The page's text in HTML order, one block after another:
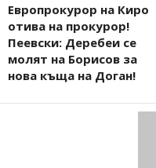
Европрокурор на Киро
отива на прокурор!
Пеевски: Деребeи се
молят на Борисов за
нова къща на Доган!